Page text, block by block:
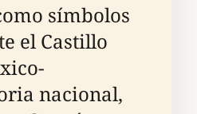
símbolos
el Castillo
nacional,